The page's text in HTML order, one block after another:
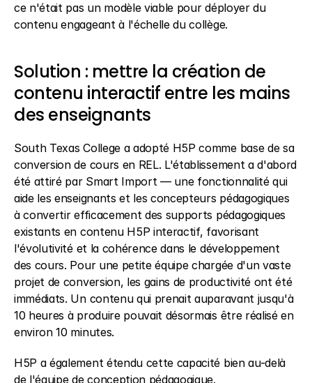
ce n'était pas un modèle viable pour déployer du
contenu engageant à l'échelle du collège.
Solution : mettre la création de
contenu interactif entre les mains
des enseignants
South Texas College a adopté H5P comme base de sa
conversion de cours en REL. L'établissement a d'abord
été attiré par Smart Import — une fonctionnalité qui
aide les enseignants et les concepteurs pédagogiques
à convertir efficacement des supports pédagogiques
existants en contenu H5P interactif, favorisant
l'évolutivité et la cohérence dans le développement
des cours. Pour une petite équipe chargée d'un vaste
projet de conversion, les gains de productivité ont été
immédiats. Un contenu qui prenait auparavant jusqu'à
10 heures à produire pouvait désormais être réalisé en
environ 10 minutes.
H5P a également étendu cette capacité bien au-delà
de l'équipe de conception pédagogique.